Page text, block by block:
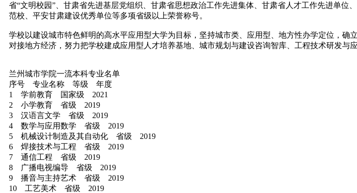
省“文明校园”、甘肃省先进基层党组织、甘肃省思想政治工作先进集体、甘肃省人才工作先进单位
范校、平安甘肃建设优秀单位等多项省级以上荣誉称号。
学校以建设城市特色鲜明的高水平应用型大学为目标，坚持城市类、应用型、地方性办学定位，确
对接地方经济，努力把学校建成应用型人才培养基地、城市规划与建设咨询智库、工程技术研发与
兰州城市学院一流本科专业名单
序号 专业名称 等级 年度
1 学前教育 国家级 2021
2 小学教育 省级 2019
3 汉语言文学 省级 2019
4 数学与应用数学 省级 2019
5 机械设计制造及其自动化 省级 2019
6 焊接技术与工程 省级 2019
7 通信工程 省级 2019
8 广播电视编导 省级 2019
9 播音与主持艺术 省级 2019
10 工艺美术 省级 2019